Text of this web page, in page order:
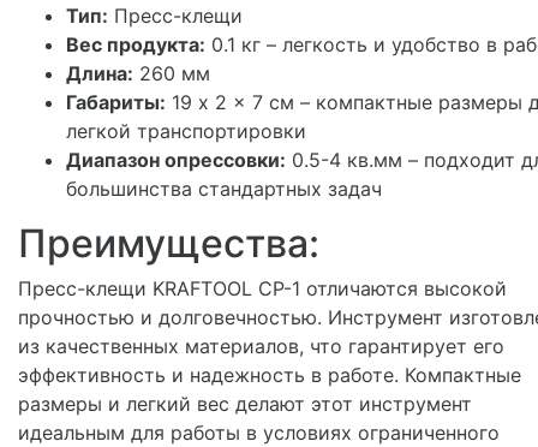
Тип: Пресс-клещи
Вес продукта: 0.1 кг – легкость и удобство в
Длина: 260 мм
Габариты: 19 x 2 x 7 см – компактные размеры
легкой транспортировки
Диапазон опрессовки: 0.5-4 кв.мм – подходит
большинства стандартных задач
Преимущества:
Пресс-клещи KRAFTOOL CP-1 отличаются высокой
прочностью и долговечностью. Инструмент
из качественных материалов, что гарантирует его
эффективность и надежность в работе. Компактные
размеры и легкий вес делают этот инструмент
идеальным для работы в условиях ограниченного